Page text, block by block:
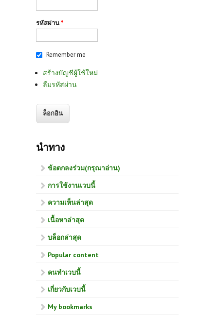
รหัสผ่าน *
Remember me
สร้างบัญชีผู้ใช้ใหม่
ลืมรหัสผ่าน
นำทาง
ข้อตกลงร่วม(กรุณาอ่าน)
การใช้งานเวบนี้
ความเห็นล่าสุด
เนื้อหาล่าสุด
บล็อกล่าสุด
Popular content
คนทำเวบนี้
เกี่ยวกับเวบนี้
My bookmarks